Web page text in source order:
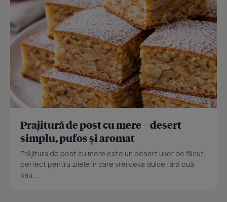
Prajitură de post cu mere – desert
simplu, pufos și aromat
Prăjitura de post cu mere este un desert ușor de făcut,
perfect pentru zilele în care vrei ceva dulce fără ouă
sau...